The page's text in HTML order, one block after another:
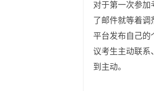
对于第一次参加
了邮件就等着调
平台发布自己的
议考生主动联系
到主动。